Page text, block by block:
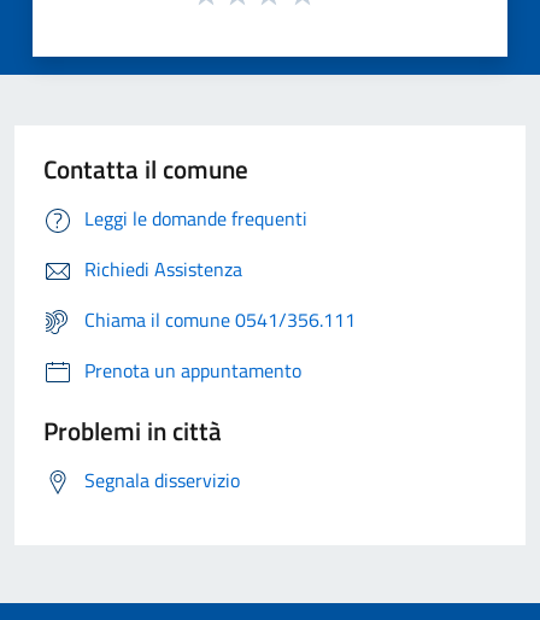
Contatta il comune
Leggi le domande frequenti
Richiedi Assistenza
Chiama il comune 0541/356.111
Prenota un appuntamento
Problemi in città
Segnala disservizio